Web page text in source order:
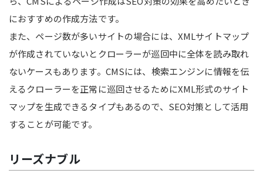
におすすめの作成方法です。
また、ページ数が多いサイトの場合には、XMLサイトマップ
が作成されていないとクローラーが巡回中に全体を読み取れ
ないケースもあります。CMSには、検索エンジンに情報を伝
えるクローラーを正常に巡回させるためにXML形式のサイト
マップを生成できるタイプもあるので、SEO対策として活用
することが可能です。
リーズナブル